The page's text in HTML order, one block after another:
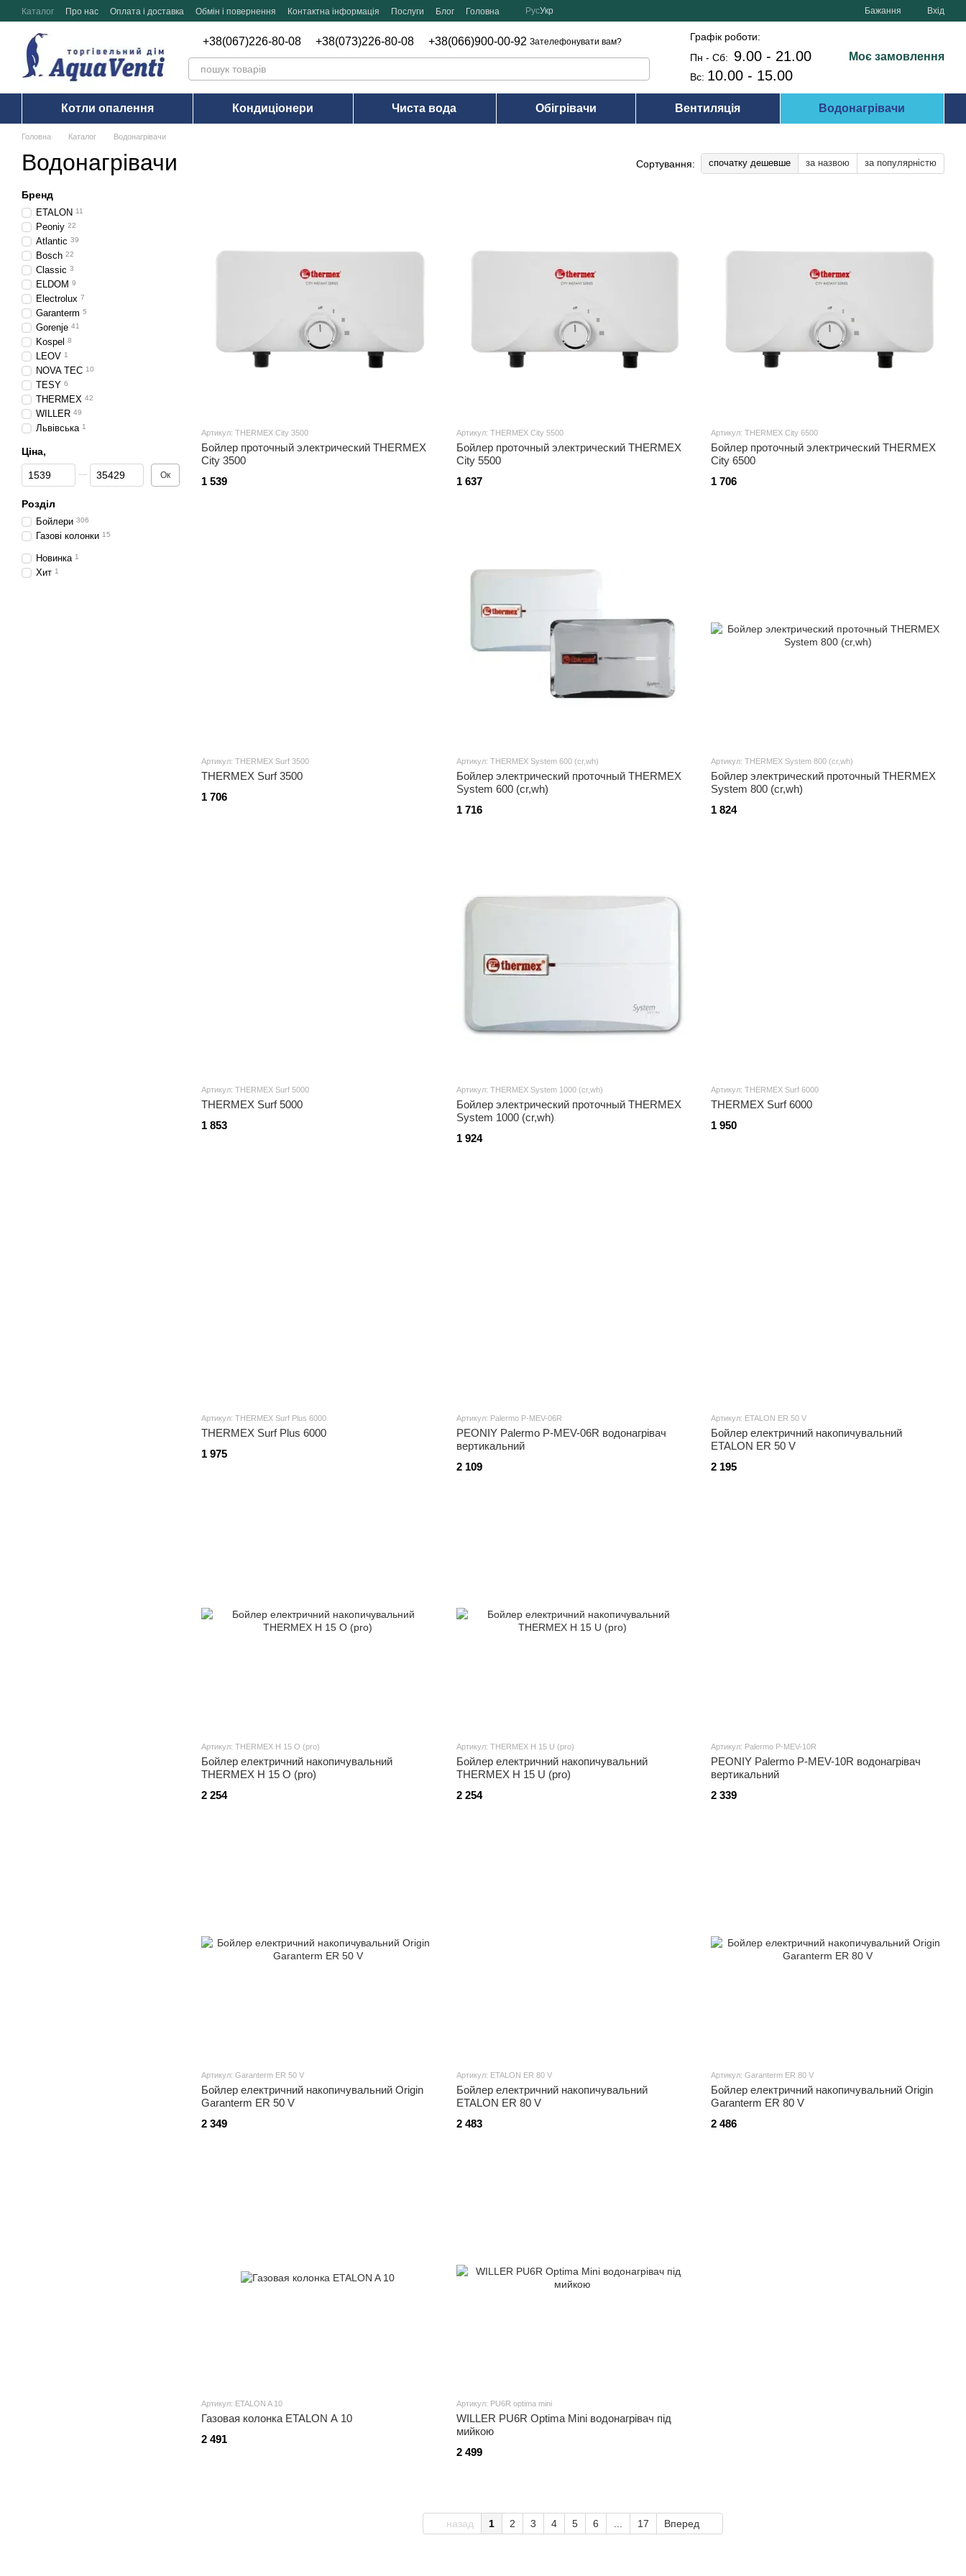
Перейти до основного контенту
Каталог Про нас Оплата і доставка Обмін і повернення Контактна інформація Послуги Блог Головна РусУкр Бажання Вхід
+38(067)226-80-08 +38(073)226-80-08 +38(066)900-00-92 Зателефонувати вам?
Графік роботи:
Пн - Сб: 9.00 - 21.00
Вс: 10.00 - 15.00
Моє замовлення
Котли опалення Кондиціонери Чиста вода Обігрівачи Вентиляція Водонагрівачи
Головна Каталог Водонагрівачи
Водонагрівачи Сортування: спочатку дешевше за назвою за популярністю
Артикул: THERMEX City 3500
Бойлер проточный электрический THERMEX
City 3500
1 539
Артикул: THERMEX City 5500
Бойлер проточный электрический THERMEX
City 5500
1 637
Артикул: THERMEX City 6500
Бойлер проточный электрический THERMEX
City 6500
1 706
Артикул: THERMEX Surf 3500
THERMEX Surf 3500
1 706
Артикул: THERMEX System 600 (cr,wh)
Бойлер электрический проточный THERMEX
System 600 (cr,wh)
1 716
Артикул: THERMEX System 800 (cr,wh)
Бойлер электрический проточный THERMEX
System 800 (cr,wh)
1 824
Артикул: THERMEX Surf 5000
THERMEX Surf 5000
1 853
Артикул: THERMEX System 1000 (cr,wh)
Бойлер электрический проточный THERMEX
System 1000 (cr,wh)
1 924
Артикул: THERMEX Surf 6000
THERMEX Surf 6000
1 950
Артикул: THERMEX Surf Plus 6000
THERMEX Surf Plus 6000
1 975
Артикул: Palermo P-MEV-06R
PEONIY Palermo P-MEV-06R водонагрівач
вертикальний
2 109
Артикул: ETALON ER 50 V
Бойлер електричний накопичувальний
ETALON ER 50 V
2 195
Артикул: THERMEX H 15 O (pro)
Бойлер електричний накопичувальний
THERMEX H 15 O (pro)
2 254
Артикул: THERMEX H 15 U (pro)
Бойлер електричний накопичувальний
THERMEX H 15 U (pro)
2 254
Артикул: Palermo P-MEV-10R
PEONIY Palermo P-MEV-10R водонагрівач
вертикальний
2 339
Артикул: Garanterm ER 50 V
Бойлер електричний накопичувальний Origin
Garanterm ER 50 V
2 349
Артикул: ETALON ER 80 V
Бойлер електричний накопичувальний
ETALON ER 80 V
2 483
Артикул: Garanterm ER 80 V
Бойлер електричний накопичувальний Origin
Garanterm ER 80 V
2 486
Артикул: ETALON A 10
Газовая колонка ETALON A 10
2 491
Артикул: PU6R optima mini
WILLER PU6R Optima Mini водонагрівач під
мийкою
2 499
назад 1 2 3 4 5 6 17 Вперед
Бренд
ETALON 11
Peoniy 22
Atlantic 39
Bosch 22
Classic 3
ELDOM 9
Electrolux 7
Garanterm 5
Gorenje 41
Kospel 8
LEOV 1
NOVA TEC 10
TESY 6
THERMEX 42
WILLER 49
Львівська 1
Ціна,
Від Ціна,
До Ціна, Ок
Розділ
Бойлери 306
Газові колонки 15
Новинка 1
Хит 1